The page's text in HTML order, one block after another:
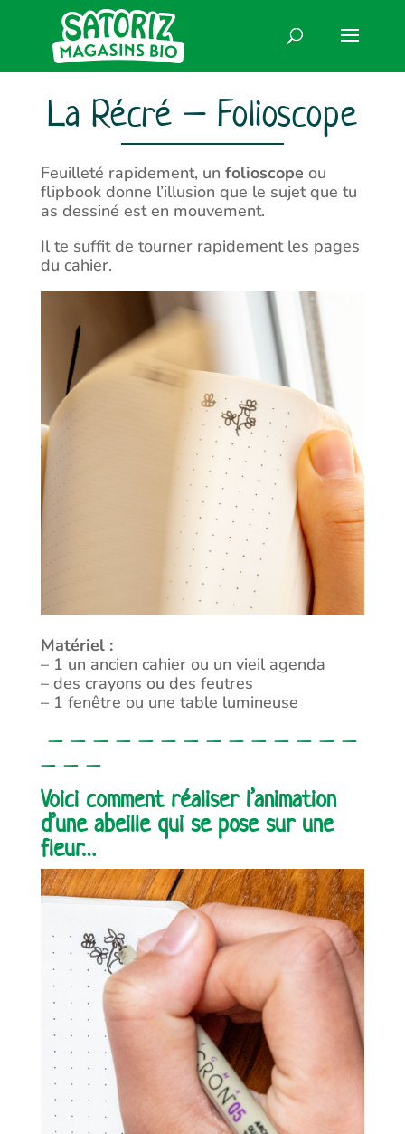
La Récré – Folioscope
Feuilleté rapidement, un folioscope ou
flipbook donne l’illusion que le sujet que tu
as dessiné est en mouvement.
Il te suffit de tourner rapidement les pages
du cahier.
Matériel :
– 1 un ancien cahier ou un vieil agenda
– des crayons ou des feutres
– 1 fenêtre ou une table lumineuse
– – – – – – – – – – – – – –
– – –
Voici comment réaliser l’animation
d’une abeille qui se pose sur une
fleur…